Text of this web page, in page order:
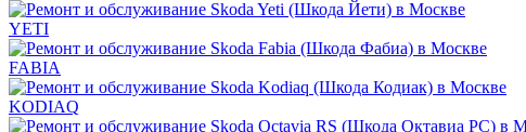
YETI
FABIA
KODIAQ